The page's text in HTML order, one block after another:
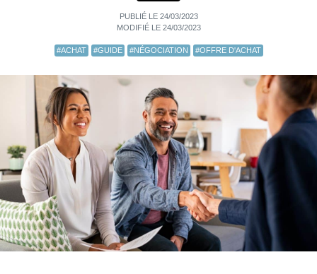
PUBLIÉ LE 24/03/2023
MODIFIÉ LE 24/03/2023
#ACHAT #GUIDE #NÉGOCIATION #OFFRE D'ACHAT